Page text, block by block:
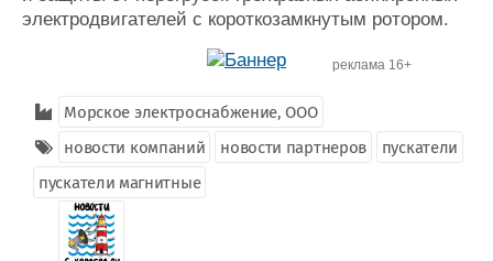
Крюинг
Услуги
Конференции
Личности
Словарь
Флот
электродвигателей с короткозамкнутым ротором.
реклама 16+
Морское электроснабжение, ООО
новости компаний
новости партнеров
пускатели
пускатели магнитные